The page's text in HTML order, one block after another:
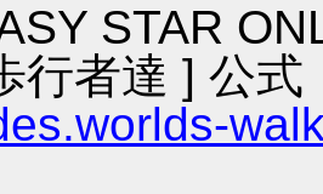
STAR
行者達 ] 公式